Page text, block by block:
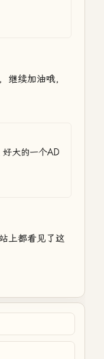
继续加油哦，
好大的一个AD
上都看见了这